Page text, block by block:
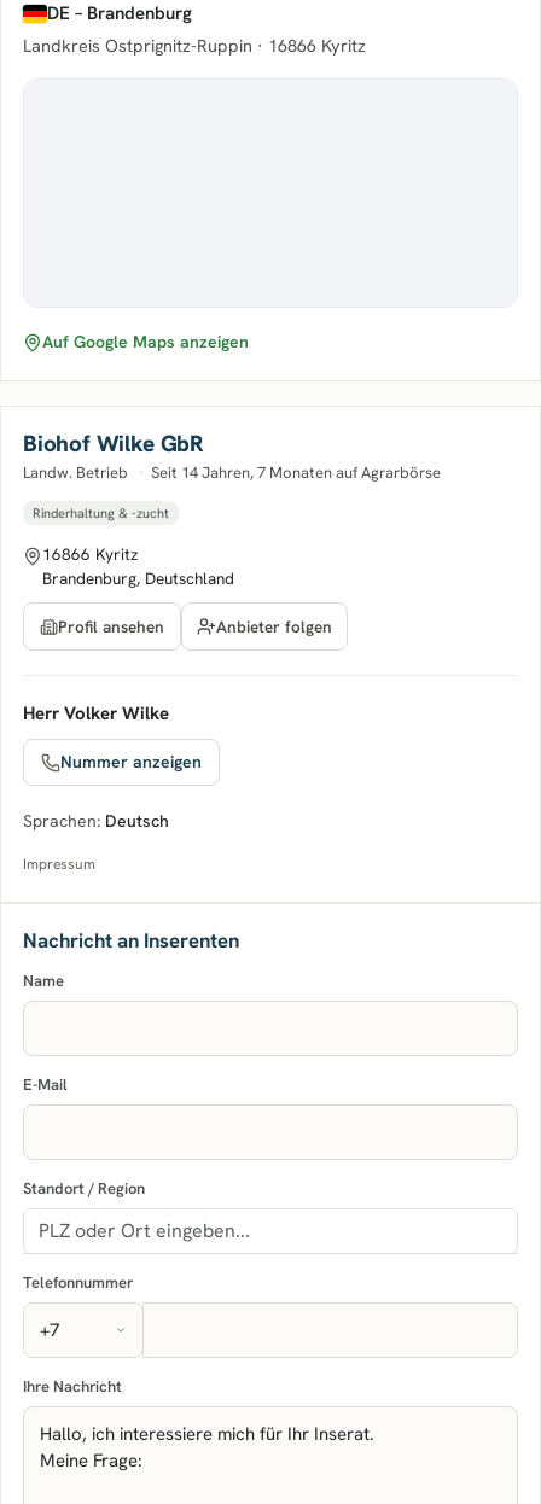
DE – Brandenburg
Landkreis Ostprignitz-Ruppin · 16866 Kyritz
Auf Google Maps anzeigen
Biohof Wilke GbR
Landw. Betrieb · Seit 14 Jahren, 7 Monaten auf Agrarbörse
Rinderhaltung & -zucht
16866 Kyritz
Brandenburg, Deutschland
Profil ansehen Anbieter folgen
Herr Volker Wilke
Nummer anzeigen
Sprachen: Deutsch
Impressum
Nachricht an Inserenten
Name
E-Mail
Standort / Region
Telefonnummer
Ihre Nachricht